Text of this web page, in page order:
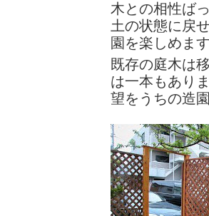
木との相性ば
土の状態に戻
園を楽しめま
既存の庭木は
は一本もあり
望をうちの造